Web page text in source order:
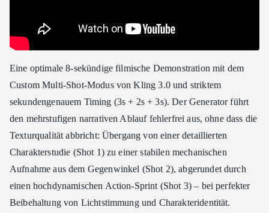
Eine optimale 8-sekündige filmische Demonstration mit dem
Custom Multi-Shot-Modus von Kling 3.0 und striktem
sekundengenauem Timing (3s + 2s + 3s). Der Generator führt
den mehrstufigen narrativen Ablauf fehlerfrei aus, ohne dass die
Texturqualität abbricht: Übergang von einer detaillierten
Charakterstudie (Shot 1) zu einer stabilen mechanischen
Aufnahme aus dem Gegenwinkel (Shot 2), abgerundet durch
einen hochdynamischen Action-Sprint (Shot 3) – bei perfekter
Beibehaltung von Lichtstimmung und Charakteridentität.